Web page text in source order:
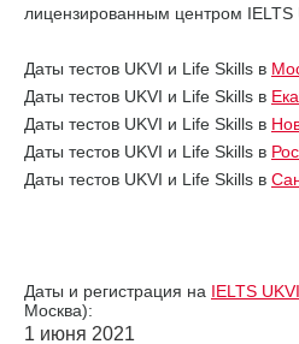
лицензированным центром IELTS
Даты тестов UKVI и Life Skills в
Даты тестов UKVI и Life Skills в
Даты тестов UKVI и Life Skills в
Даты тестов UKVI и Life Skills в
Даты тестов UKVI и Life Skills в
Даты и регистрация на IELTS
Москва):
1 июня 2021